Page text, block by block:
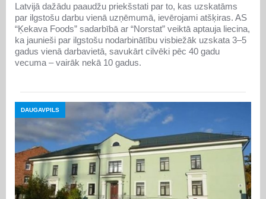
Latvijā dažādu paaudžu priekšstati par to, kas uzskatāms
par ilgstošu darbu vienā uzņēmumā, ievērojami atšķiras. AS
“Ķekava Foods” sadarbībā ar “Norstat” veiktā aptauja liecina,
ka jaunieši par ilgstošu nodarbinātību visbiežāk uzskata 3–5
gadus vienā darbavietā, savukārt cilvēki pēc 40 gadu
vecuma – vairāk nekā 10 gadus.
DAUGAVPILS